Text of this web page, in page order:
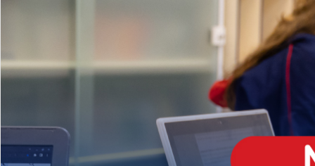
MÉDIO
igh School
Dupla Diplomação